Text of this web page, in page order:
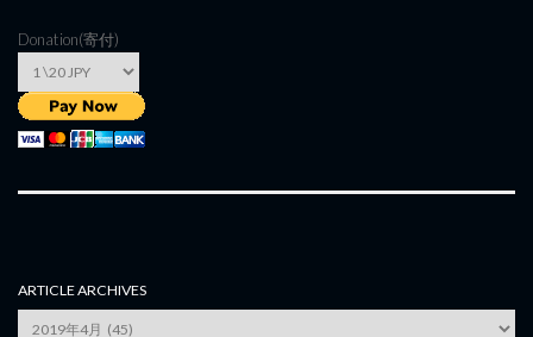
Donation(寄付)
ARTICLE ARCHIVES